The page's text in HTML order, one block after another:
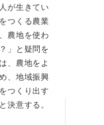
が生きてい
つくる農業
農地を使わ
」と疑問を
、農地をよ
、地域振興
つくり出す
決意する。